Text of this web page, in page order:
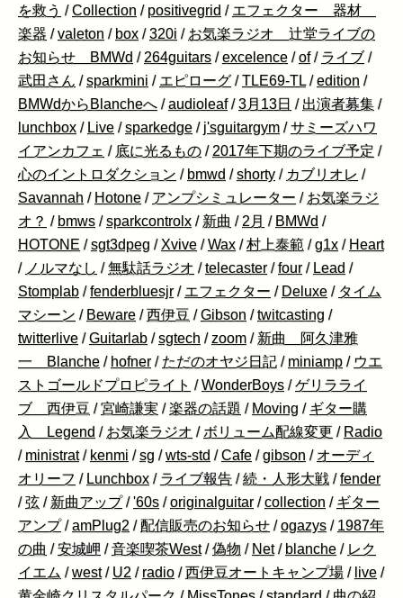
を救う /Collection / positivegrid / エフェクター 器材
楽器 /valeton / box /320i / お気楽ラジオ 辻堂ライブの
お知らせ BMWd / 264guitars /excelence /of / ライブ /
武田さん /sparkmini / エピローグ /TLE69-TL /edition /
BMWdからBlancheへ /audioleaf /3月13日 / 出演者募集 /
lunchbox / Live /sparkedge / j'sguitargym /サミーズハワ
イアンカフェ / 底に光るもの / 2017年下期のライブ予定 /
心のイントロダクション / bmwd /shorty / カブリオレ /
Savannah / Hotone / アンプシミュレーター / お気楽ラジ
オ？ / bmws /sparkcontrolx / 新曲 / 2月 / BMWd /
HOTONE /sgt3dpeg / Xvive /Wax /村上泰範 /g1x / Heart
/ ノルマなし /無駄話ラジオ /telecaster /four / Lead /
Stomplab /fenderbluesjr / エフェクター / Deluxe / タイム
マシーン / Beware /西伊豆 /Gibson /twitcasting /
twitterlive /Guitarlab /sgtech /zoom / 新曲 阿久津雅
一 Blanche / hofner / ただのオヤジ日記 / miniamp / ウエ
ストゴールドプロピライト /WonderBoys /ゲリラライ
ブ 西伊豆 /宮崎謙実 /楽器の話題 / Moving / ギター購
入 Legend / お気楽ラジオ / ボリューム配線変更 / Radio
/ ministrat / kenmi /sg /wts-std /Cafe /gibson / オーディ
オリーフ / Lunchbox / ライブ報告 /続・人形大戦 /fender
/弦 / 新曲アップ /'60s /originalguitar /collection / ギター
アンプ /amPlug2 /配信販売のお知らせ /ogazys / 1987年
の曲 /安城岬 /音楽喫茶West /偽物 / Net / blanche / レク
イエム /west / U2 / radio /西伊豆オートキャンプ場 / live /